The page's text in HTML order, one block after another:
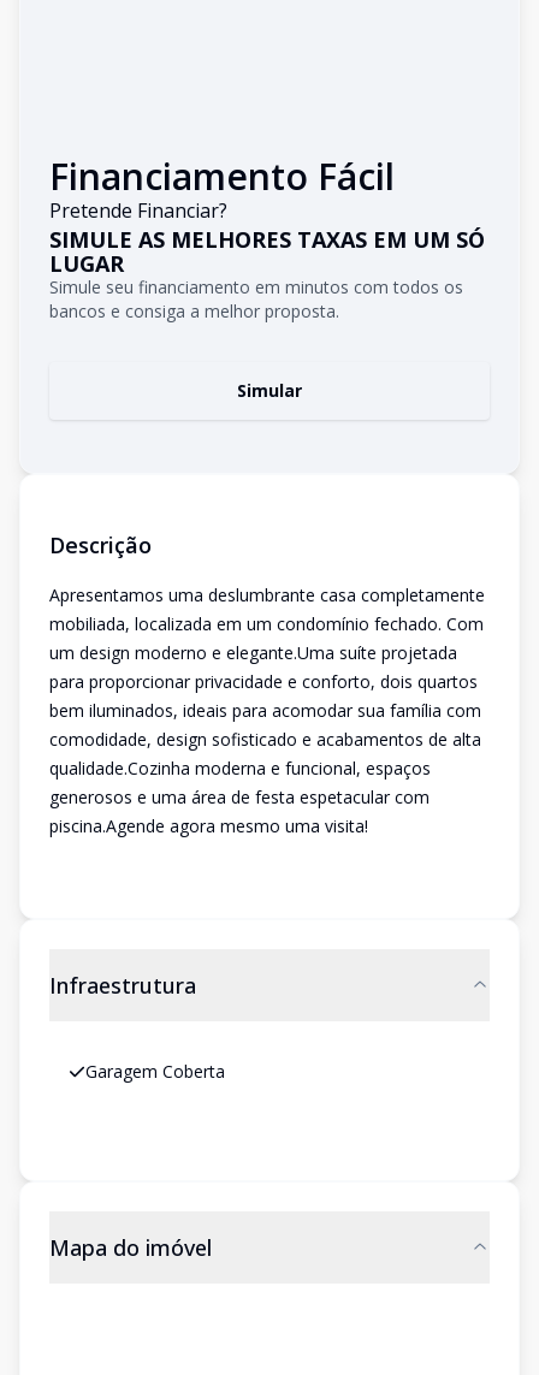
Financiamento Fácil
Pretende Financiar?
SIMULE AS MELHORES TAXAS EM UM SÓ
LUGAR
Simule seu financiamento em minutos com todos os
bancos e consiga a melhor proposta.
Simular
Descrição
Apresentamos uma deslumbrante casa completamente
mobiliada, localizada em um condomínio fechado. Com
um design moderno e elegante.Uma suíte projetada
para proporcionar privacidade e conforto, dois quartos
bem iluminados, ideais para acomodar sua família com
comodidade, design sofisticado e acabamentos de alta
qualidade.Cozinha moderna e funcional, espaços
generosos e uma área de festa espetacular com
piscina.Agende agora mesmo uma visita!
Infraestrutura
Garagem Coberta
Mapa do imóvel